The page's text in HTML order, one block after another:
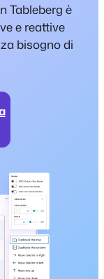
Tableberg è
e reattive
bisogno di